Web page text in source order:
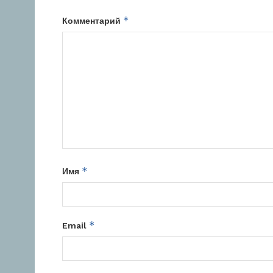
Комментарий *
Имя *
Email *